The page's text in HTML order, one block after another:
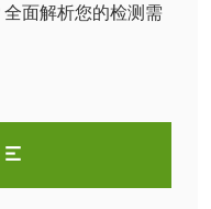
面解析您的检测需
奶嘴检测
复合膜、袋检测